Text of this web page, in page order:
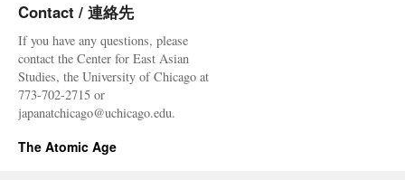
Contact / 連絡先
If you have any questions, please
contact the Center for East Asian
Studies, the University of Chicago at
773-702-2715 or
japanatchicago@uchicago.edu.
The Atomic Age